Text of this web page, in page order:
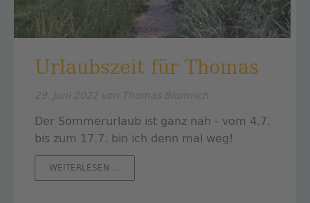
Urlaubszeit für Thomas
Der Sommerurlaub ist ganz nah - vom 4.7.
bis zum 17.7. bin ich denn mal weg!
WEITERLESEN …